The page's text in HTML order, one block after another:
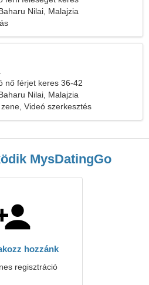
Nilai, Malajzia
nő férjet keres 36-42
Nilai, Malajzia
Videó szerkesztés
MysDatingGo
hozzánk
regisztráció